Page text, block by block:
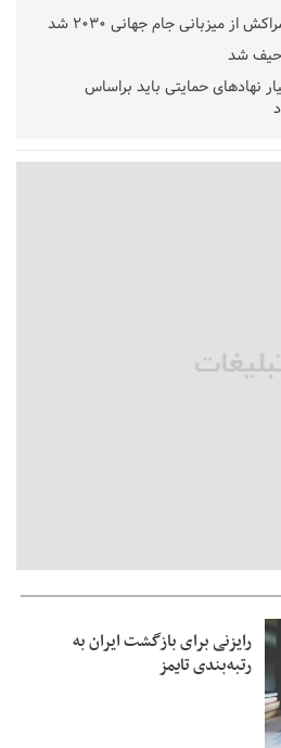
از میزبانی جام جهانی ۲۰۳۰ شد
حیف شد
نهادهای حمایتی باید براساس
رایزنی برای بازگشت ایران به
رتبه‌بندی تایمز